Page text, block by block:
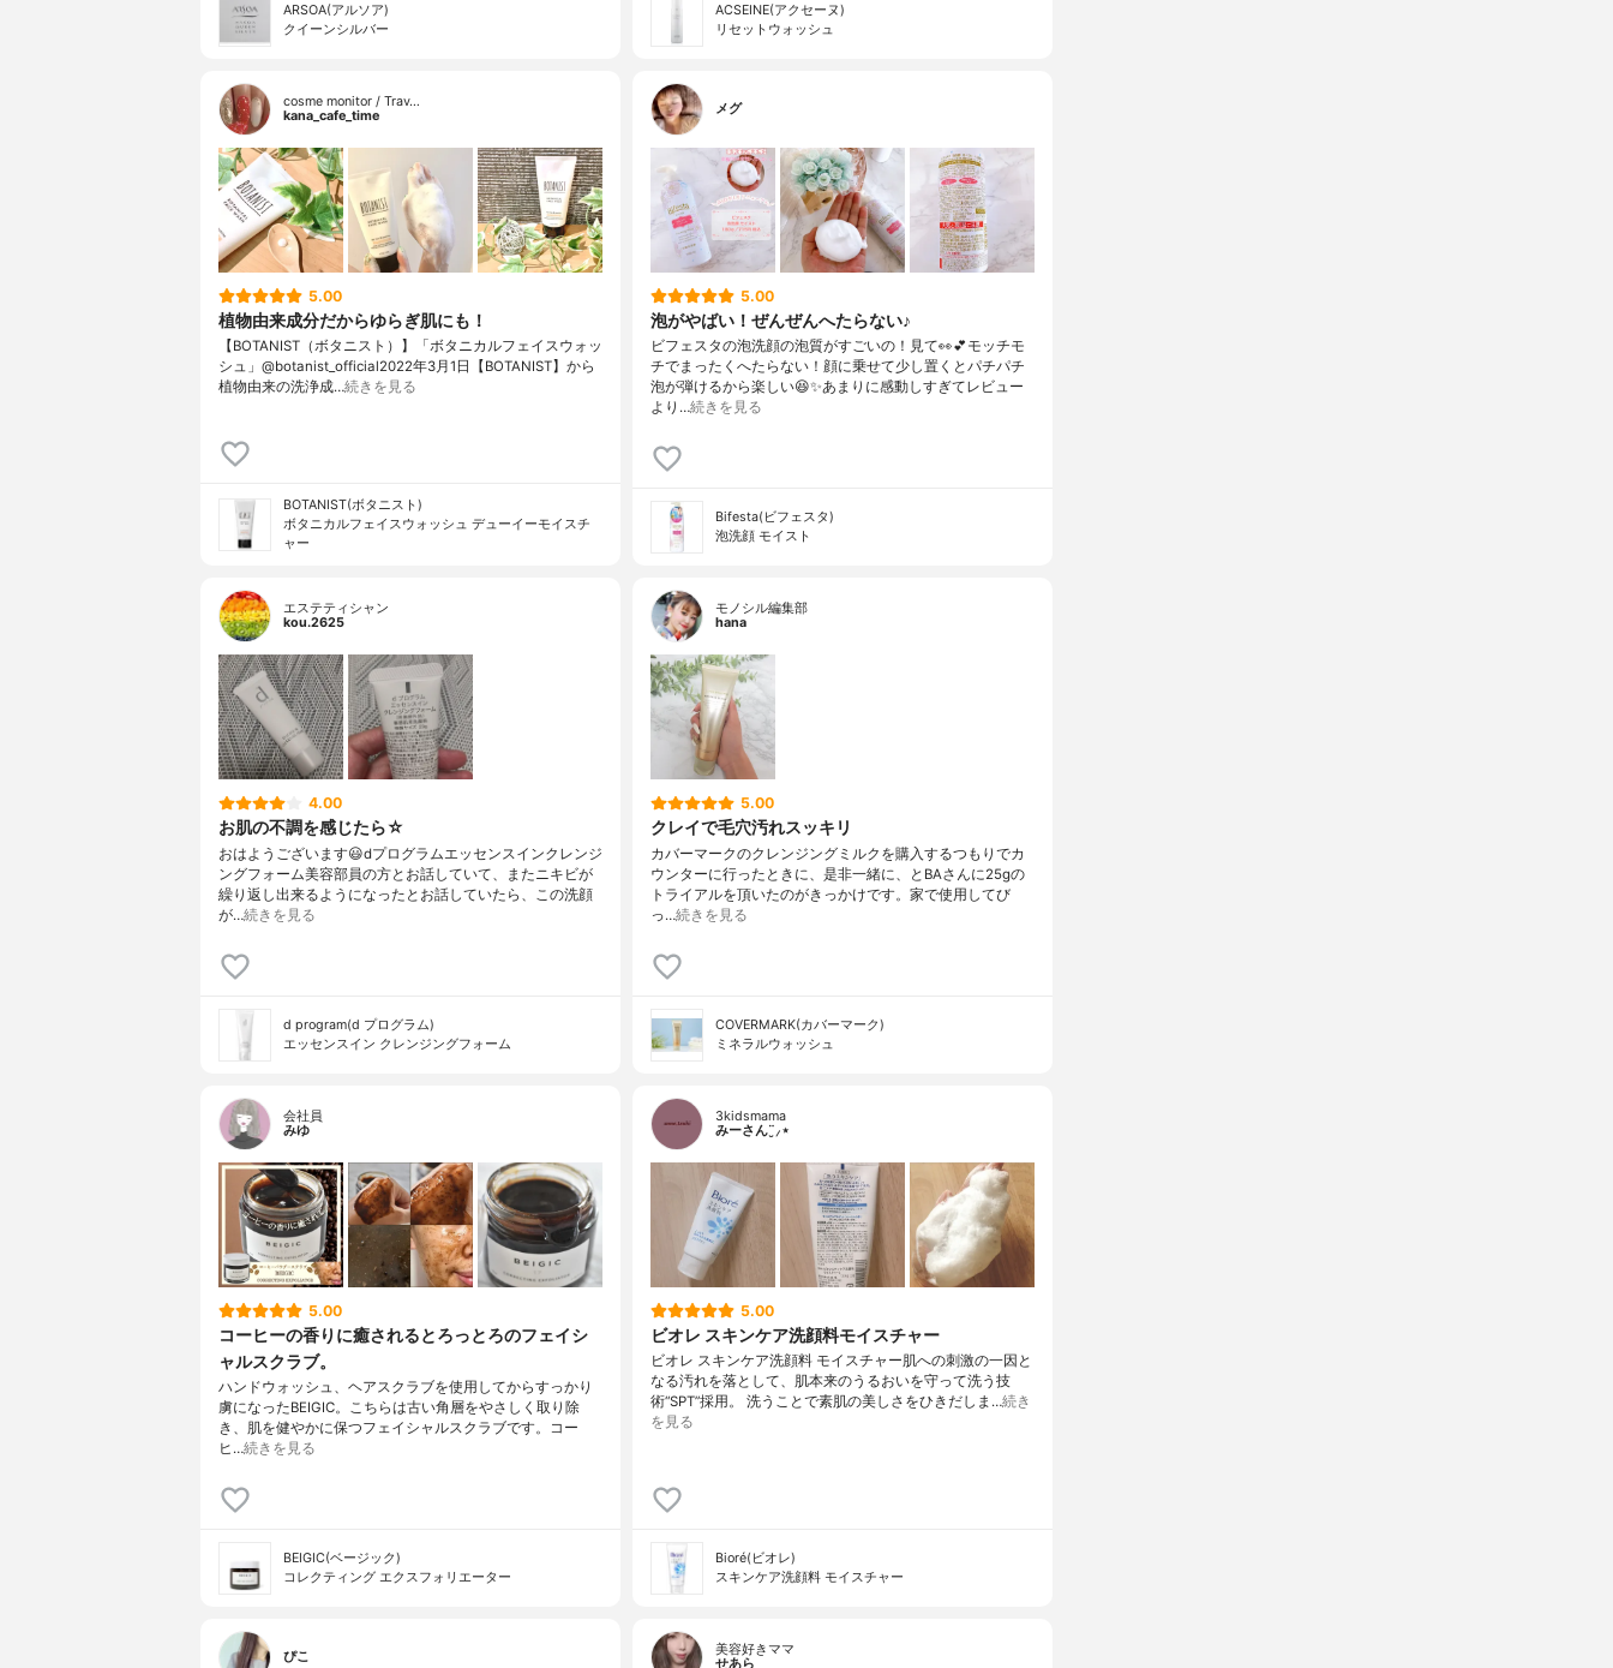
ARSOA(アルソア)
クイーンシルバー
ACSEINE(アクセーヌ)
リセットウォッシュ
cosme monitor / Trav…
kana_cafe_time
5.00
植物由来成分だからゆらぎ肌にも！
【BOTANIST（ボタニスト）】「ボタニカルフェイスウォッ
シュ」@botanist_official2022年3月1日【BOTANIST】から
植物由来の洗浄成…続きを見る
BOTANIST(ボタニスト)
ボタニカルフェイスウォッシュ デューイーモイスチ
ャー
メグ
5.00
泡がやばい！ぜんぜんへたらない♪
ビフェスタの泡洗顔の泡質がすごいの！見て👀💕モッチモ
チでまったくへたらない！顔に乗せて少し置くとパチパチ
泡が弾けるから楽しい😆✨あまりに感動しすぎてレビュー
より…続きを見る
Bifesta(ビフェスタ)
泡洗顔 モイスト
エステティシャン
kou.2625
4.00
お肌の不調を感じたら☆
おはようございます😃dプログラムエッセンスインクレンジ
ングフォーム美容部員の方とお話していて、またニキビが
繰り返し出来るようになったとお話していたら、この洗顔
が…続きを見る
d program(d プログラム)
エッセンスイン クレンジングフォーム
モノシル編集部
hana
5.00
クレイで毛穴汚れスッキリ
カバーマークのクレンジングミルクを購入するつもりでカ
ウンターに行ったときに、是非一緒に、とBAさんに25gの
トライアルを頂いたのがきっかけです。家で使用してび
っ…続きを見る
COVERMARK(カバーマーク)
ミネラルウォッシュ
会社員
みゆ
5.00
コーヒーの香りに癒されるとろっとろのフェイシ
ャルスクラブ。
ハンドウォッシュ、ヘアスクラブを使用してからすっかり
虜になったBEIGIC。こちらは古い角層をやさしく取り除
き、肌を健やかに保つフェイシャルスクラブです。コー
ヒ…続きを見る
BEIGIC(ベージック)
コレクティング エクスフォリエーター
3kidsmama
みーさん¨̮⸝⋆
5.00
ビオレ スキンケア洗顔料モイスチャー
ビオレ スキンケア洗顔料 モイスチャー肌への刺激の一因と
なる汚れを落として、肌本来のうるおいを守って洗う技
術“SPT”採用。 洗うことで素肌の美しさをひきだしま…続き
を見る
Bioré(ビオレ)
スキンケア洗顔料 モイスチャー
ぴこ
美容好きママ
せあら